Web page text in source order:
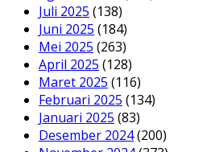
Juli 2025 (138)
Juni 2025 (184)
Mei 2025 (263)
April 2025 (128)
Maret 2025 (116)
Februari 2025 (134)
Januari 2025 (83)
Desember 2024(200)